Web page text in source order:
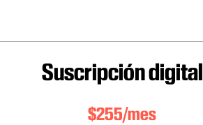
Suscripción digital
$255/mes